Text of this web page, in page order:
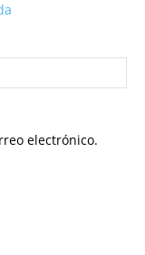
electrónico.